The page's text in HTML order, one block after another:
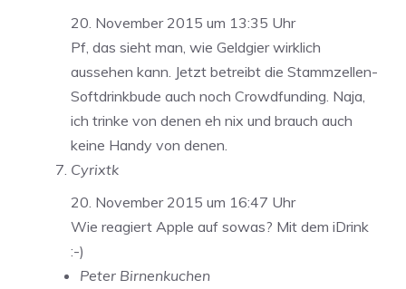
20. November 2015 um 13:35 Uhr
Pf, das sieht man, wie Geldgier wirklich
aussehen kann. Jetzt betreibt die Stammzellen-
Softdrinkbude auch noch Crowdfunding. Naja,
ich trinke von denen eh nix und brauch auch
keine Handy von denen.
Cyrixtk
20. November 2015 um 16:47 Uhr
Wie reagiert Apple auf sowas? Mit dem iDrink
:-)
Peter Birnenkuchen